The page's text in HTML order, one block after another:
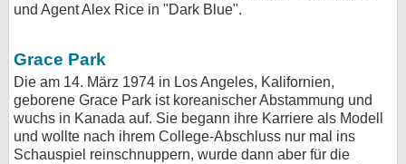
und Agent Alex Rice in "Dark Blue".
Grace Park
Die am 14. März 1974 in Los Angeles, Kalifornien,
geborene Grace Park ist koreanischer Abstammung und
wuchs in Kanada auf. Sie begann ihre Karriere als Modell
und wollte nach ihrem College-Abschluss nur mal ins
Schauspiel reinschnuppern, wurde dann aber für die